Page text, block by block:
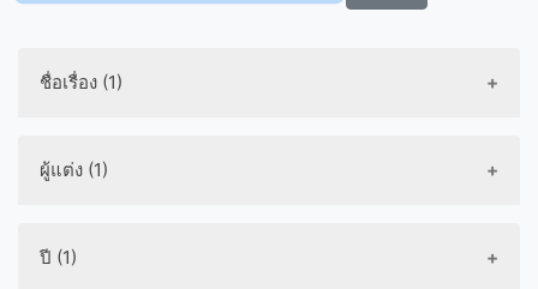
ชื่อเรื่อง (1)
ผู้แต่ง (1)
ปี (1)